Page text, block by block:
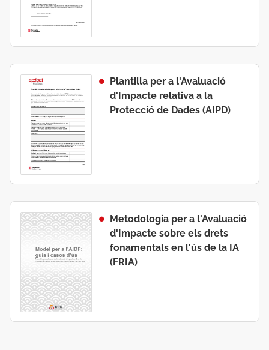
Plantilla per a l'Avaluació
d'Impacte relativa a la
Protecció de Dades (AIPD)
Metodologia per a l'Avaluació
d'Impacte sobre els drets
fonamentals en l'ús de la IA
(FRIA)